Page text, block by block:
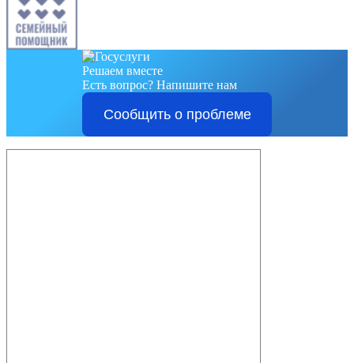
Решаем вместе
Есть вопрос? Напишите нам
Сообщить о проблеме